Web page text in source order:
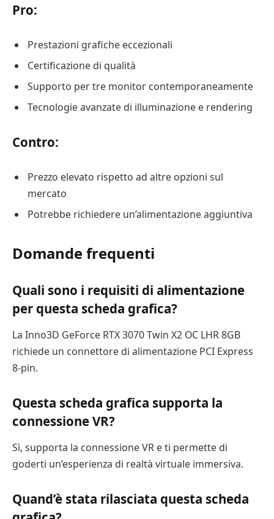
Pro:
Prestazioni grafiche eccezionali
Certificazione di qualità
Supporto per tre monitor contemporaneamente
Tecnologie avanzate di illuminazione e rendering
Contro:
Prezzo elevato rispetto ad altre opzioni sul
mercato
Potrebbe richiedere un’alimentazione aggiuntiva
Domande frequenti
Quali sono i requisiti di alimentazione
per questa scheda grafica?
La Inno3D GeForce RTX 3070 Twin X2 OC LHR 8GB
richiede un connettore di alimentazione PCI Express
8-pin.
Questa scheda grafica supporta la
connessione VR?
Sì, supporta la connessione VR e ti permette di
goderti un’esperienza di realtà virtuale immersiva.
Quand’è stata rilasciata questa scheda